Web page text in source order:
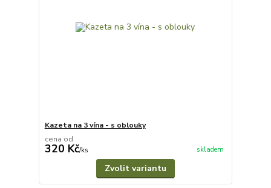
Kazeta na 3 vína - s oblouky
cena od
320 Kč/ks skladem
Zvolit variantu